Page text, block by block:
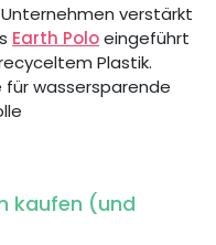
verstärkt
Earth Poloeingeführt
Plastik.
für wassersparende
kaufen (und